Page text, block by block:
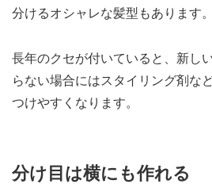
分けるオシャレな髪型もあります。
長年のクセが付いていると、新し
らない場合にはスタイリング剤な
つけやすくなります。
分け目は横にも作れる